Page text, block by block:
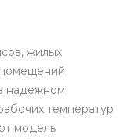
жилых
надежном
температур
модель